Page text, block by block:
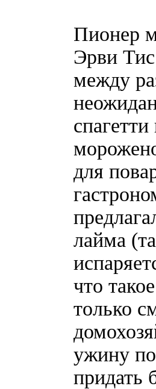
Пионер
Эрви
между
для
лайма
что
только
ужину
придать